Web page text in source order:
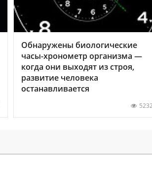
Обнаружены биологические
часы-хронометр организма —
когда они выходят из строя,
развитие человека
останавливается
5232